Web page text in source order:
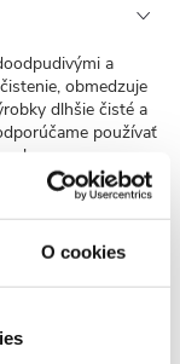
O cookies
a
obmedzuje
dlhšie čisté a
používať
UV stabilizátorov,
technológie, ktoré